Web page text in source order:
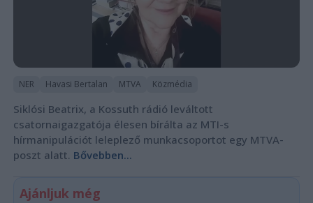
NER Havasi Bertalan MTVA Közmédia
Siklósi Beatrix, a Kossuth rádió leváltott
csatornaigazgatója élesen bírálta az MTI-s
hírmanipulációt leleplező munkacsoportot egy MTVA-
poszt alatt. Bővebben...
Ajánljuk még